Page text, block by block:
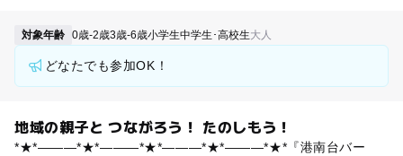
対象年齢 0歳-2歳3歳-6歳小学生中学生･高校生大人
どなたでも参加OK！
地域の親子と つながろう！ たのしもう！
*★*―――*★*―――*★*―――*★*―――*★*『港南台バー